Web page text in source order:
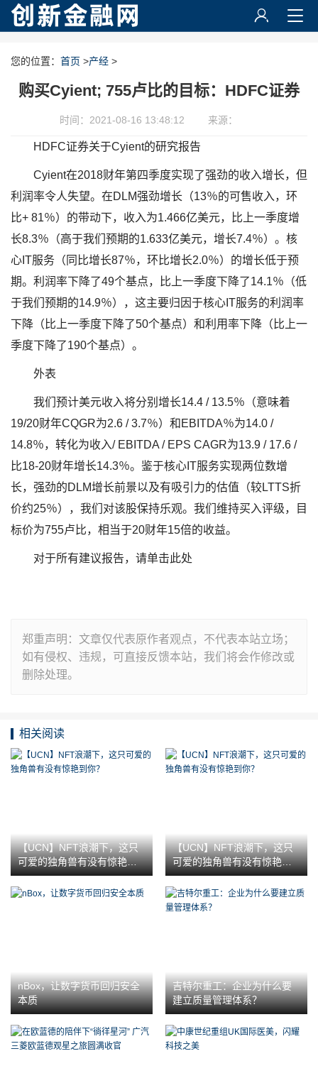
您的位置： 首页 >产经 >
购买Cyient; 755卢比的目标：HDFC证券
时间：2021-08-16 13:48:12 来源：
HDFC证券关于Cyient的研究报告
Cyient在2018财年第四季度实现了强劲的收入增长，但
利润率令人失望。在DLM强劲增长（13％的可售收入，环
比+ 81％）的带动下，收入为1.466亿美元，比上一季度增
长8.3％（高于我们预期的1.633亿美元，增长7.4％）。核
心IT服务（同比增长87％，环比增长2.0％）的增长低于预
期。利润率下降了49个基点，比上一季度下降了14.1％（低
于我们预期的14.9％），这主要归因于核心IT服务的利润率
下降（比上一季度下降了50个基点）和利用率下降（比上一
季度下降了190个基点）。
外表
我们预计美元收入将分别增长14.4 / 13.5％（意味着
19/20财年CQGR为2.6 / 3.7％）和EBITDA％为14.0 /
14.8％，转化为收入/ EBITDA / EPS CAGR为13.9 / 17.6 /
比18-20财年增长14.3％。鉴于核心IT服务实现两位数增
长，强劲的DLM增长前景以及有吸引力的估值（较LTTS折
价约25％），我们对该股保持乐观。我们维持买入评级，目
标价为755卢比，相当于20财年15倍的收益。
对于所有建议报告，请单击此处
郑重声明：文章仅代表原作者观点，不代表本站立场；
如有侵权、违规，可直接反馈本站，我们将会作修改或
删除处理。
相关阅读
【UCN】NFT浪潮下，这只
可爱的独角兽有没有惊艳到
你？
【UCN】NFT浪潮下，这只
可爱的独角兽有没有惊艳到
你？
nBox，让数字货币回归安全
本质
吉特尔重工：企业为什么要
建立质量管理体系？